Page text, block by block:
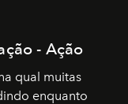
- Ação
qual muitas
enquanto